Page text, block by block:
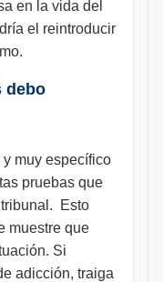
en la vida del
el reintroducir
debo
muy específico
pruebas que
Esto
muestre que
Si
adicción, traiga